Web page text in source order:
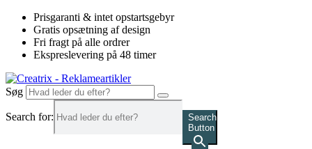
Videre
indhold
Prisgaranti & intet opstartsgebyr
Gratis opsætning af design
Fri fragt på alle ordrer
Ekspreslevering på 48 timer
Søg
Search for:
Search
Button